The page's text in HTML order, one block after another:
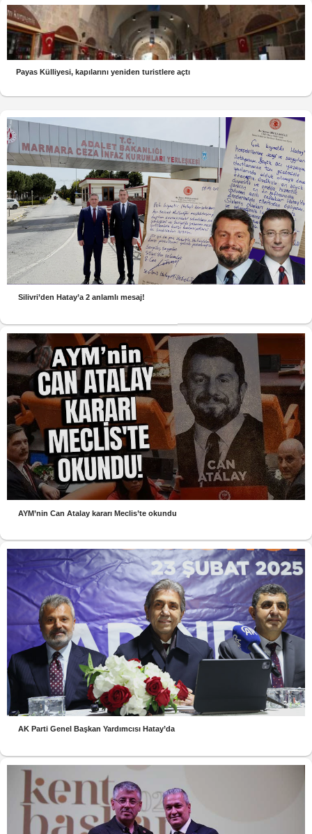
Payas Külliyesi, kapılarını yeniden turistlere açtı
Silivri’den Hatay’a 2 anlamlı mesaj!
AYM’nin Can Atalay kararı Meclis’te okundu
AK Parti Genel Başkan Yardımcısı Hatay’da